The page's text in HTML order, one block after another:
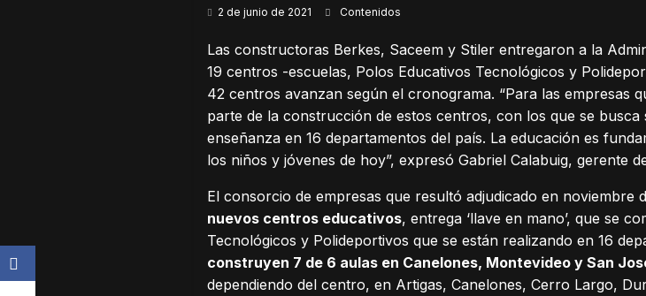
2 de junio de 2021 Contenidos
Las constructoras Berkes, Saceem y Stiler entregaron a la
19 centros -escuelas, Polos Educativos Tecnológicos y
42 centros avanzan según el cronograma. “Para las empresas
parte de la construcción de estos centros, con los que se
enseñanza en 16 departamentos del país. La educación es
los niños y jóvenes de hoy”, expresó Gabriel Calabuig, gerente
El consorcio de empresas que resultó adjudicado en
nuevos centros educativos, entrega ‘llave en mano’, que se
Tecnológicos y Polideportivos que se están realizando en 16
construyen 7 de 6 aulas en Canelones, Montevideo y San
dependiendo del centro, en Artigas, Canelones, Cerro Largo,